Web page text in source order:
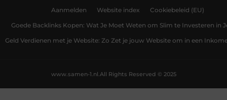
Aanmelden Website index Cookiebeleid (EU)
Goede Backlinks Kopen: Wat Je Moet Weten om Slim te Investeren in
Geld Verdienen met je Website: Zo Zet je jouw Website om in een
All Rights Reserved © 2025
www.samen-1.nl.